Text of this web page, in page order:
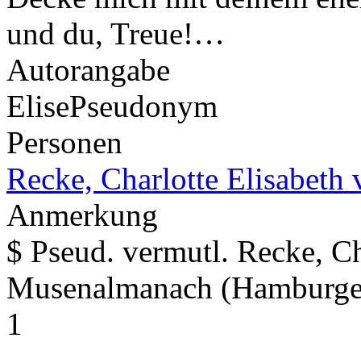
und du, Treue!…
Autorangabe
ElisePseudonym
Personen
Recke, Charlotte Elisabeth
Anmerkung
$ Pseud. vermutl. Recke,
Musenalmanach
1